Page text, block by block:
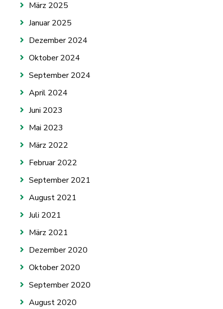
März 2025
Januar 2025
Dezember 2024
Oktober 2024
September 2024
April 2024
Juni 2023
Mai 2023
März 2022
Februar 2022
September 2021
August 2021
Juli 2021
März 2021
Dezember 2020
Oktober 2020
September 2020
August 2020